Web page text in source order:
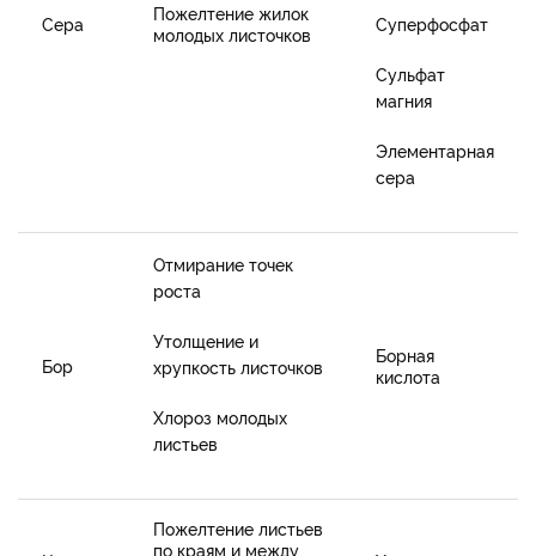
Сера Пожелтение жилок
молодых листочков
Суперфосфат
Сульфат
магния
Элементарная
сера
Бор
Отмирание точек
роста
Утолщение и
хрупкость листочков
Хлороз молодых
листьев
Борная
кислота
Пожелтение листьев
по краям и между